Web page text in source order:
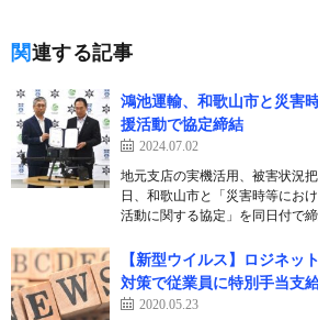
関連する記事
鴻池運輸、和歌山市と災害
援活動で協定締結
2024.07.02
地元支店の実機活用、被害状況
日、和歌山市と「災害時等にお
活動に関する協定」を同日付で
【新型ウイルス】ロジネッ
対策で従業員に特別手当支
2020.05.23